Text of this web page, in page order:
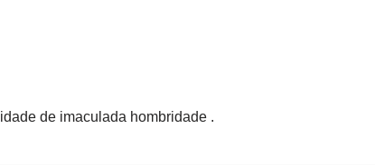
de imaculada hombridade .